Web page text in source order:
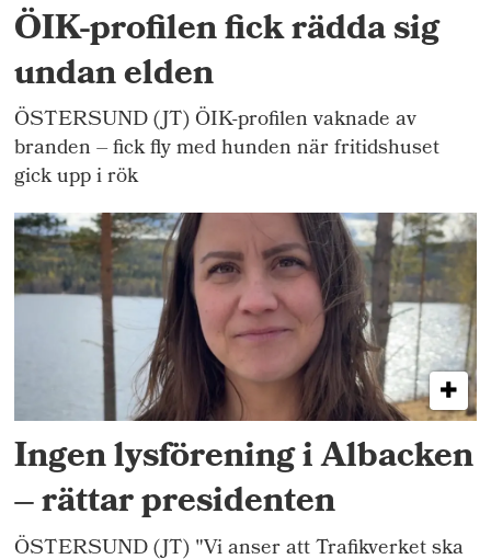
ÖIK-profilen fick rädda sig
undan elden
ÖSTERSUND (JT) ÖIK-profilen vaknade av
branden – fick fly med hunden när fritidshuset
gick upp i rök
Ingen lysförening i Albacken
– rättar presidenten
ÖSTERSUND (JT) "Vi anser att Trafikverket ska